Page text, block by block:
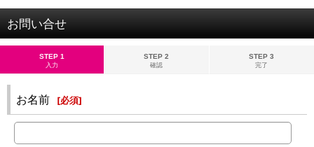
お問い合せ
STEP 1
入力
STEP 2
確認
STEP 3
完了
お名前 [必須]